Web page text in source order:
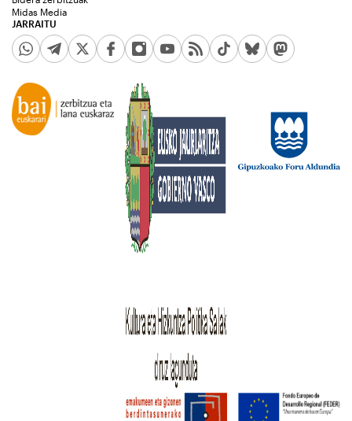
JARRAITU
Midas Media